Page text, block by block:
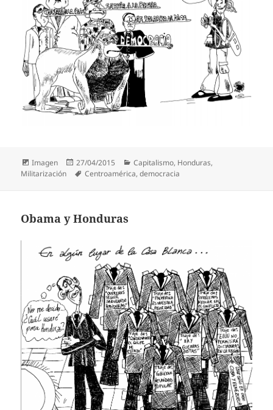
Formato
Imagen
Publicado
el
27/04/2015 Categorías
Capitalismo, Honduras,
Militarización
Etiquetas
Centroamérica,democracia
Obama y Honduras